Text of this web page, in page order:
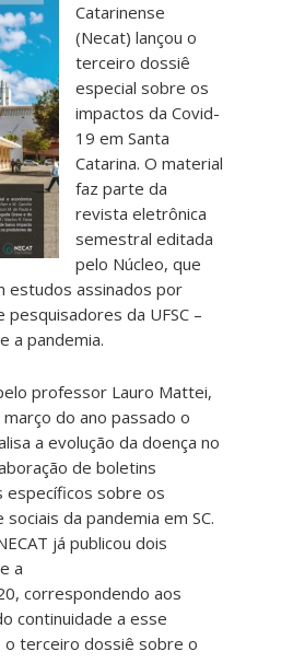
Catarinense
(Necat) lançou o
terceiro dossiê
especial sobre os
impactos da Covid-
19 em Santa
Catarina. O material
faz parte da
revista eletrônica
semestral editada
pelo Núcleo, que
estudos assinados por
da UFSC –
a pandemia.
professor Lauro Mattei,
do ano passado o
a evolução da doença no
de boletins
específicos sobre os
da pandemia em SC.
já publicou dois
a
correspondendo aos
continuidade a esse
terceiro dossiê sobre o